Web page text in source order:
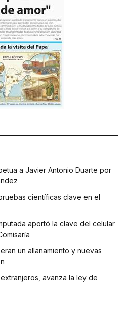
a Javier Antonio Duarte por
científicas clave en el
aportó la clave del celular
un allanamiento y nuevas
avanza la ley de